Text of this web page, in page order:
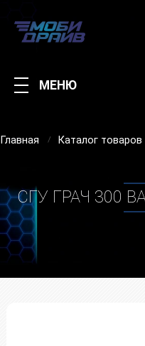
МЕНЮ
Главная Каталог товаров
СГУ ГРАЧ 300